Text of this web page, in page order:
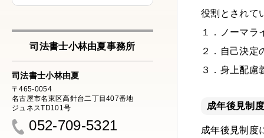
司法書士小林由夏事務所
司法書士小林由夏
〒465-0054
名古屋市名東区高針台二丁目407番地
ジュネスTD101号
052-709-5321
役割とされて
１．ノーマラ
２．自己決定
３．身上配慮
成年後見制
成年後見制度